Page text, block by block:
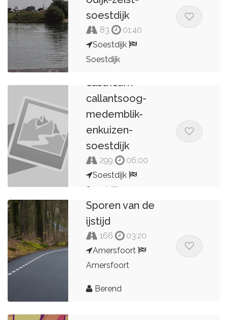
soestdijk
83
01:40
Soestdijk
Soestdijk
Jeroen Zevering
soestdijk-
zandvoort-
castricum-
callantsoog-
medemblik-
enkuizen-
soestdijk
299
06:00
Soestdijk
Soestdijk
Jeroen Zevering
Sporen van de
ijstijd
166
03:20
Amersfoort
Amersfoort
Berend